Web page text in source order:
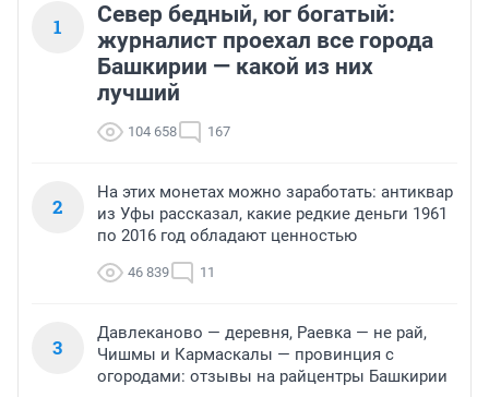
1
Север бедный, юг богатый:
журналист проехал все города
Башкирии — какой из них
лучший
104 658 167
2
На этих монетах можно заработать: антиквар
из Уфы рассказал, какие редкие деньги 1961
по 2016 год обладают ценностью
46 839 11
3
Давлеканово — деревня, Раевка — не рай,
Чишмы и Кармаскалы — провинция с
огородами: отзывы на райцентры Башкирии